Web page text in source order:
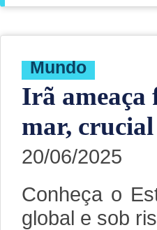
Mundo
Irã ameaça
mar,
20/06/2025
Conheça o
global e sob